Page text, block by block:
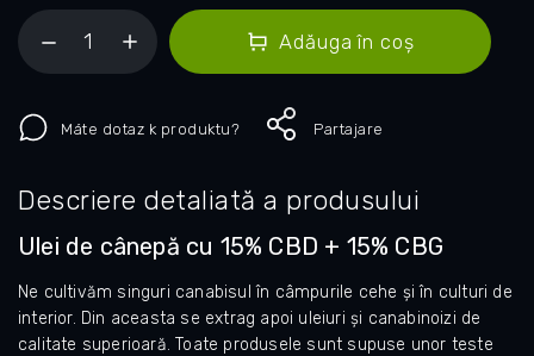
Adăuga în coş
Máte dotaz k produktu? Partajare
Descriere detaliată a produsului
Ulei de cânepă cu 15% CBD + 15% CBG
Ne cultivăm singuri canabisul în câmpurile cehe și în culturi de
interior. Din aceasta se extrag apoi uleiuri și canabinoizi de
calitate superioară. Toate produsele sunt supuse unor teste